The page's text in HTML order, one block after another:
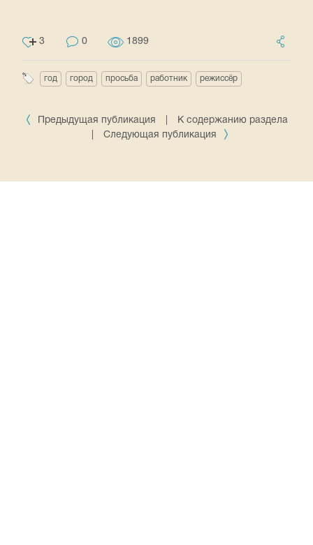
3 0 1899
год город просьба работник режиссёр
Предыдущая публикация
К содержанию раздела
Следующая публикация